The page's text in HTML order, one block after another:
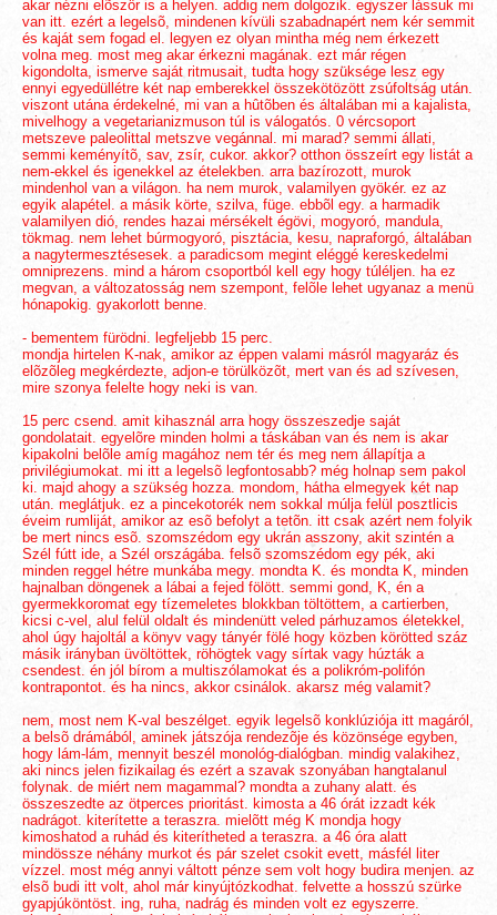
akar nézni elõször is a helyen. addig nem dolgozik. egyszer lássuk mi
van itt. ezért a legelsõ, mindenen kívüli szabadnapért nem kér semmit
és kaját sem fogad el. legyen ez olyan mintha még nem érkezett
volna meg. most meg akar érkezni magának. ezt már régen
kigondolta, ismerve saját ritmusait, tudta hogy szüksége lesz egy
ennyi egyedüllétre két nap emberekkel összekötözött zsúfoltság után.
viszont utána érdekelné, mi van a hûtõben és általában mi a kajalista,
mivelhogy a vegetarianizmuson túl is válogatós. 0 vércsoport
metszeve paleolittal metszve vegánnal. mi marad? semmi állati,
semmi keményítõ, sav, zsír, cukor. akkor? otthon összeírt egy listát a
nem-ekkel és igenekkel az ételekben. arra bazírozott, murok
mindenhol van a világon. ha nem murok, valamilyen gyökér. ez az
egyik alapétel. a másik körte, szilva, füge. ebbõl egy. a harmadik
valamilyen dió, rendes hazai mérsékelt égövi, mogyoró, mandula,
tökmag. nem lehet búrmogyoró, pisztácia, kesu, napraforgó, általában
a nagytermesztésesek. a paradicsom megint eléggé kereskedelmi
omniprezens. mind a három csoportból kell egy hogy túléljen. ha ez
megvan, a változatosság nem szempont, felõle lehet ugyanaz a menü
hónapokig. gyakorlott benne.
- bementem fürödni. legfeljebb 15 perc.
mondja hirtelen K-nak, amikor az éppen valami másról magyaráz és
elõzõleg megkérdezte, adjon-e törülközõt, mert van és ad szívesen,
mire szonya felelte hogy neki is van.
15 perc csend. amit kihasznál arra hogy összeszedje saját
gondolatait. egyelõre minden holmi a táskában van és nem is akar
kipakolni belõle amíg magához nem tér és meg nem állapítja a
privilégiumokat. mi itt a legelsõ legfontosabb? még holnap sem pakol
ki. majd ahogy a szükség hozza. mondom, hátha elmegyek két nap
után. meglátjuk. ez a pincekotorék nem sokkal múlja felül posztlicis
éveim rumliját, amikor az esõ befolyt a tetõn. itt csak azért nem folyik
be mert nincs esõ. szomszédom egy ukrán asszony, akit szintén a
Szél fútt ide, a Szél országába. felsõ szomszédom egy pék, aki
minden reggel hétre munkába megy. mondta K. és mondta K, minden
hajnalban döngenek a lábai a fejed fölött. semmi gond, K, én a
gyermekkoromat egy tízemeletes blokkban töltöttem, a cartierben,
kicsi c-vel, alul felül oldalt és mindenütt veled párhuzamos életekkel,
ahol úgy hajoltál a könyv vagy tányér fölé hogy közben körötted száz
másik irányban üvöltöttek, röhögtek vagy sírtak vagy húzták a
csendest. én jól bírom a multiszólamokat és a polikróm-polifón
kontrapontot. és ha nincs, akkor csinálok. akarsz még valamit?
nem, most nem K-val beszélget. egyik legelsõ konklúziója itt magáról,
a belsõ drámából, aminek játszója rendezõje és közönsége egyben,
hogy lám-lám, mennyit beszél monológ-dialógban. mindig valakihez,
aki nincs jelen fizikailag és ezért a szavak szonyában hangtalanul
folynak. de miért nem magammal? mondta a zuhany alatt. és
összeszedte az ötperces prioritást. kimosta a 46 órát izzadt kék
nadrágot. kiterítette a teraszra. mielõtt még K mondja hogy
kimoshatod a ruhád és kiterítheted a teraszra. a 46 óra alatt
mindössze néhány murkot és pár szelet csokit evett, másfél liter
vízzel. most még annyi váltott pénze sem volt hogy budira menjen. az
elsõ budi itt volt, ahol már kinyújtózkodhat. felvette a hosszú szürke
gyapjúköntöst. ing, ruha, nadrág és minden volt ez egyszerre.